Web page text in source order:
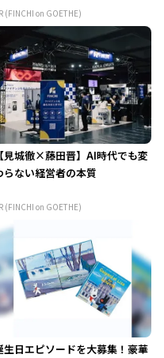
(FINCHI on GOETHE)
【見城徹×藤田晋】AI時代でも変
らない経営者の本質
(FINCHI on GOETHE)
生日エピソードを大募集！豪華